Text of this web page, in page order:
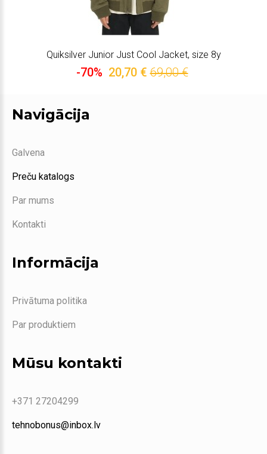
Quiksilver Junior Just Cool Jacket, size 8y
-70% 20,70 € 69,00 €
Navigācija
Galvena
Preču katalogs
Par mums
Kontakti
Informācija
Privātuma politika
Par produktiem
Mūsu kontakti
+371 27204299
tehnobonus@inbox.lv